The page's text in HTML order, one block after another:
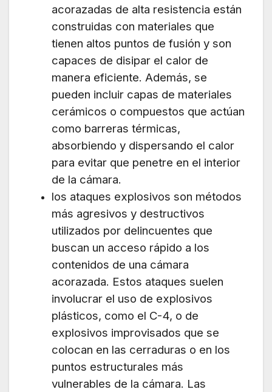
acorazadas de alta resistencia están
construidas con materiales que
tienen altos puntos de fusión y son
capaces de disipar el calor de
manera eficiente. Además, se
pueden incluir capas de materiales
cerámicos o compuestos que actúan
como barreras térmicas,
absorbiendo y dispersando el calor
para evitar que penetre en el interior
de la cámara.
los ataques explosivos son métodos
más agresivos y destructivos
utilizados por delincuentes que
buscan un acceso rápido a los
contenidos de una cámara
acorazada. Estos ataques suelen
involucrar el uso de explosivos
plásticos, como el C-4, o de
explosivos improvisados que se
colocan en las cerraduras o en los
puntos estructurales más
vulnerables de la cámara. Las